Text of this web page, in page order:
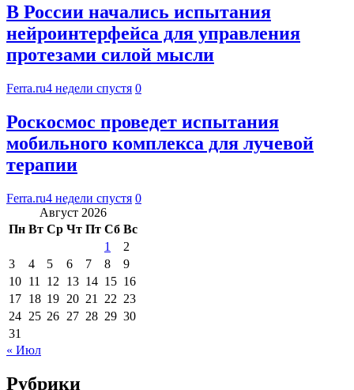
В России начались испытания
нейроинтерфейса для управления
протезами силой мысли
Ferra.ru4 недели спустя 0
Роскосмос проведет испытания
мобильного комплекса для лучевой
терапии
Ferra.ru4 недели спустя 0
Август 2026
Пн Вт Ср Чт Пт Сб Вс
1
2
3
4 5 6 7 8
9
10 11 12 13 14 15 16
17 18 19 20 21 22 23
24 25 26 27 28 29 30
31
« Июл
Рубрики